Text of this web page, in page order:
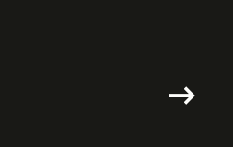
arrow_right_alt